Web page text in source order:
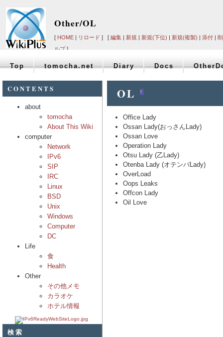
Other/OL
[ HOME | リロード ] [ 編集 | 新規 | 新規(下位) | 新規(複製) | 添付 |
ルプ]
Top tomocha.net Diary Docs
CONTENTS
about
tomocha
About This Wiki
computer
Network
IPv6
SIP
IRC
Linux
BSD
Unix
Windows
Computer
DC
Life
食
Health
Other
その他メモ
カラオケ
ホテル情報
検索
OL †
Office Lady
Ossan Lady(おっさんLady)
Ossan Love
Operation Lady
Otsu Lady (乙Lady)
Otenba Lady (オテンバLady)
OverLoad
Oops Leaks
Offcon Lady
Oil Love